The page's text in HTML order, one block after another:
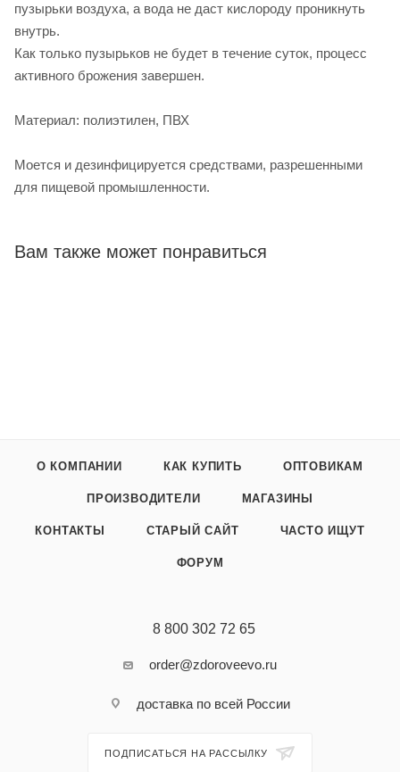
пузырьки воздуха, а вода не даст кислороду проникнуть
внутрь.
Как только пузырьков не будет в течение суток, процесс
активного брожения завершен.
Материал: полиэтилен, ПВХ
Моется и дезинфицируется средствами, разрешенными
для пищевой промышленности.
Вам также может понравиться
О КОМПАНИИ КАК КУПИТЬ ОПТОВИКАМ
ПРОИЗВОДИТЕЛИ МАГАЗИНЫ
КОНТАКТЫ СТАРЫЙ САЙТ ЧАСТО ИЩУТ
ФОРУМ
8 800 302 72 65
order@zdoroveevo.ru
доставка по всей России
ПОДПИСАТЬСЯ НА РАССЫЛКУ